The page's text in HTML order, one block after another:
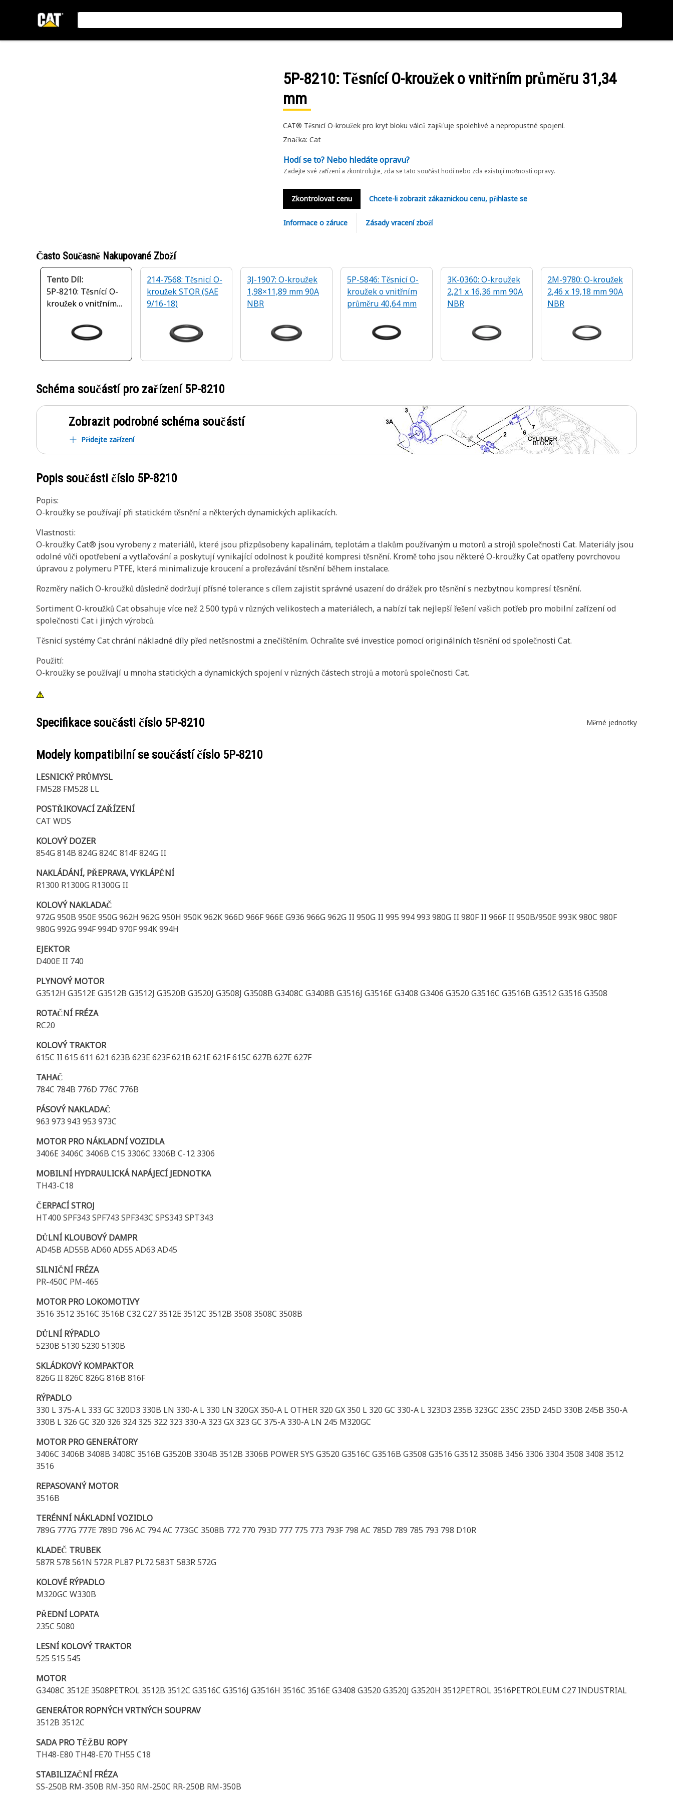
5P-8210: Těsnící O-kroužek o vnitřním průměru 31,34
mm
CAT® Těsnicí O-kroužek pro kryt bloku válců zajišťuje spolehlivé a nepropustné spojení.
Značka: Cat
Hodí se to? Nebo hledáte opravu?
Zadejte své zařízení a zkontrolujte, zda se tato součást hodí nebo zda existují možnosti opravy.
Zkontrolovat cenu Chcete-li zobrazit zákaznickou cenu, přihlaste se
Informace o záruce Zásady vracení zboží
Často Současně Nakupované Zboží
Tento Díl:
5P-8210: Těsnící O-
kroužek o vnitřním
214-7568: Těsnicí O-
kroužek STOR (SAE
9/16-18)
3J-1907: O-kroužek
1,98×11,89 mm 90A
NBR
5P-5846: Těsnicí O-
kroužek o vnitřním
průměru 40,64 mm
3K-0360: O-kroužek
2,21 x 16,36 mm 90A
NBR
2M-9780: O-kroužek
2,46 x 19,18 mm 90A
NBR
Schéma součástí pro zařízení 5P-8210
Zobrazit podrobné schéma součástí
Přidejte zařízení
Popis součásti číslo 5P-8210
Popis:
O-kroužky se používají při statickém těsnění a některých dynamických aplikacích.
Vlastnosti:
O-kroužky Cat® jsou vyrobeny z materiálů, které jsou přizpůsobeny kapalinám, teplotám a tlakům používaným u motorů a strojů společnosti Cat. Materiály jsou
odolné vůči opotřebení a vytlačování a poskytují vynikající odolnost k použité kompresi těsnění. Kromě toho jsou některé O-kroužky Cat opatřeny povrchovou
úpravou z polymeru PTFE, která minimalizuje kroucení a prořezávání těsnění během instalace.
Rozměry našich O-kroužků důsledně dodržují přísné tolerance s cílem zajistit správné usazení do drážek pro těsnění s nezbytnou kompresí těsnění.
Sortiment O-kroužků Cat obsahuje více než 2 500 typů v různých velikostech a materiálech, a nabízí tak nejlepší řešení vašich potřeb pro mobilní zařízení od
společnosti Cat i jiných výrobců.
Těsnicí systémy Cat chrání nákladné díly před netěsnostmi a znečištěním. Ochraňte své investice pomocí originálních těsnění od společnosti Cat.
Použití:
O-kroužky se používají u mnoha statických a dynamických spojení v různých částech strojů a motorů společnosti Cat.
Specifikace součásti číslo 5P-8210 Měrné jednotky
Modely kompatibilní se součástí číslo 5P-8210
LESNICKÝ PRŮMYSL
FM528 FM528 LL
POSTŘIKOVACÍ ZAŘÍZENÍ
CAT WDS
KOLOVÝ DOZER
854G 814B 824G 824C 814F 824G II
NAKLÁDÁNÍ, PŘEPRAVA, VYKLÁPĚNÍ
R1300 R1300G R1300G II
KOLOVÝ NAKLADAČ
972G 950B 950E 950G 962H 962G 950H 950K 962K 966D 966F 966E G936 966G 962G II 950G II 995 994 993 980G II 980F II 966F II 950B/950E 993K 980C 980F
980G 992G 994F 994D 970F 994K 994H
EJEKTOR
D400E II 740
PLYNOVÝ MOTOR
G3512H G3512E G3512B G3512J G3520B G3520J G3508J G3508B G3408C G3408B G3516J G3516E G3408 G3406 G3520 G3516C G3516B G3512 G3516 G3508
ROTAČNÍ FRÉZA
RC20
KOLOVÝ TRAKTOR
615C II 615 611 621 623B 623E 623F 621B 621E 621F 615C 627B 627E 627F
TAHAČ
784C 784B 776D 776C 776B
PÁSOVÝ NAKLADAČ
963 973 943 953 973C
MOTOR PRO NÁKLADNÍ VOZIDLA
3406E 3406C 3406B C15 3306C 3306B C-12 3306
MOBILNÍ HYDRAULICKÁ NAPÁJECÍ JEDNOTKA
TH43-C18
ČERPACÍ STROJ
HT400 SPF343 SPF743 SPF343C SPS343 SPT343
DŮLNÍ KLOUBOVÝ DAMPR
AD45B AD55B AD60 AD55 AD63 AD45
SILNIČNÍ FRÉZA
PR-450C PM-465
MOTOR PRO LOKOMOTIVY
3516 3512 3516C 3516B C32 C27 3512E 3512C 3512B 3508 3508C 3508B
DŮLNÍ RÝPADLO
5230B 5130 5230 5130B
SKLÁDKOVÝ KOMPAKTOR
826G II 826C 826G 816B 816F
RÝPADLO
330 L 375-A L 333 GC 320D3 330B LN 330-A L 330 LN 320GX 350-A L OTHER 320 GX 350 L 320 GC 330-A L 323D3 235B 323GC 235C 235D 245D 330B 245B 350-A
330B L 326 GC 320 326 324 325 322 323 330-A 323 GX 323 GC 375-A 330-A LN 245 M320GC
MOTOR PRO GENERÁTORY
3406C 3406B 3408B 3408C 3516B G3520B 3304B 3512B 3306B POWER SYS G3520 G3516C G3516B G3508 G3516 G3512 3508B 3456 3306 3304 3508 3408 3512
3516
REPASOVANÝ MOTOR
3516B
TERÉNNÍ NÁKLADNÍ VOZIDLO
789G 777G 777E 789D 796 AC 794 AC 773GC 3508B 772 770 793D 777 775 773 793F 798 AC 785D 789 785 793 798 D10R
KLADEČ TRUBEK
587R 578 561N 572R PL87 PL72 583T 583R 572G
KOLOVÉ RÝPADLO
M320GC W330B
PŘEDNÍ LOPATA
235C 5080
LESNÍ KOLOVÝ TRAKTOR
525 515 545
MOTOR
G3408C 3512E 3508PETROL 3512B 3512C G3516C G3516J G3516H 3516C 3516E G3408 G3520 G3520J G3520H 3512PETROL 3516PETROLEUM C27 INDUSTRIAL
GENERÁTOR ROPNÝCH VRTNÝCH SOUPRAV
3512B 3512C
SADA PRO TĚŽBU ROPY
TH48-E80 TH48-E70 TH55 C18
STABILIZAČNÍ FRÉZA
SS-250B RM-350B RM-350 RM-250C RR-250B RM-350B